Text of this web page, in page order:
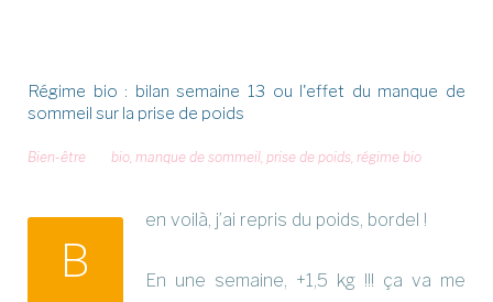
Régime bio : bilan semaine 13 ou l'effet du manque de
sommeil sur la prise de poids
Bien-être bio, manque de sommeil, prise de poids, régime bio
B
en voilà, j’ai repris du poids, bordel !
En une semaine, +1,5 kg !!! ça va me